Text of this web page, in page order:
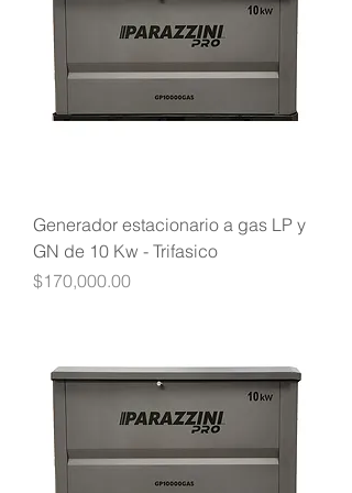
Generador estacionario a gas LP y
GN de 10 Kw - Trifasico
Precio
$170,000.00